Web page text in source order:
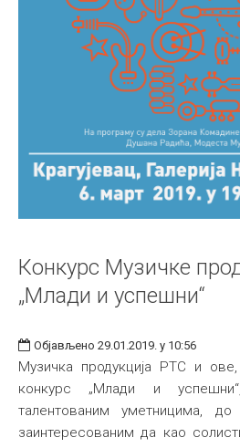
Конкурс Музичке
„Млади и успешни“
Објављено 29.01.2019. у 10:56
Музичка продукција РТС и
конкурс „Млади и
талентованим уметницима,
заинтересованим да као